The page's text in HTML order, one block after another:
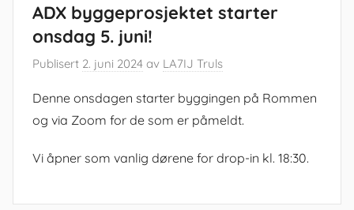
ADX byggeprosjektet starter
onsdag 5. juni!
Publisert 2. juni 2024 av LA7IJ Truls
Denne onsdagen starter byggingen på Rommen
og via Zoom for de som er påmeldt.
Vi åpner som vanlig dørene for drop-in kl. 18:30.